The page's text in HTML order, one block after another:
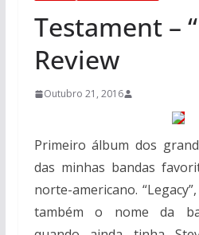
Testament –
Review
Outubro 21, 2016
Primeiro álbum dos
das minhas bandas
norte-americano.
também o nome da